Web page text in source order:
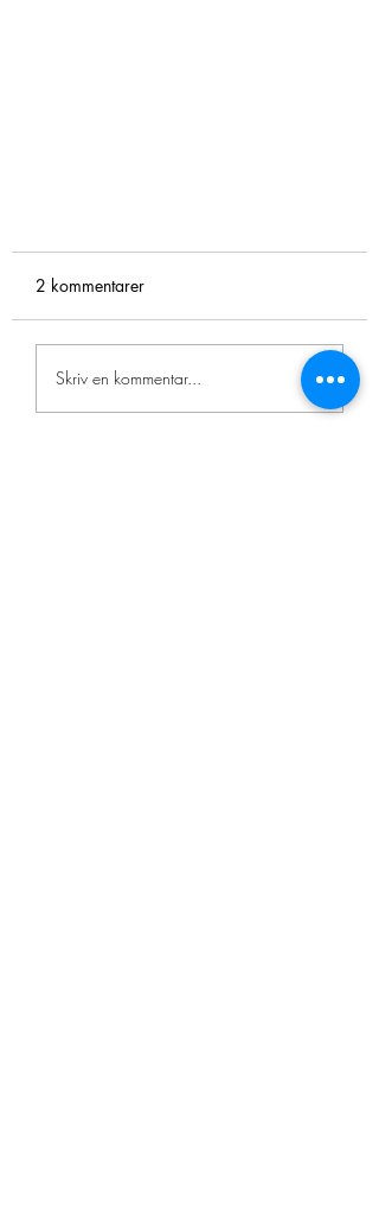
Ny hemsida
2 kommentarer
Skriv en kommentar...